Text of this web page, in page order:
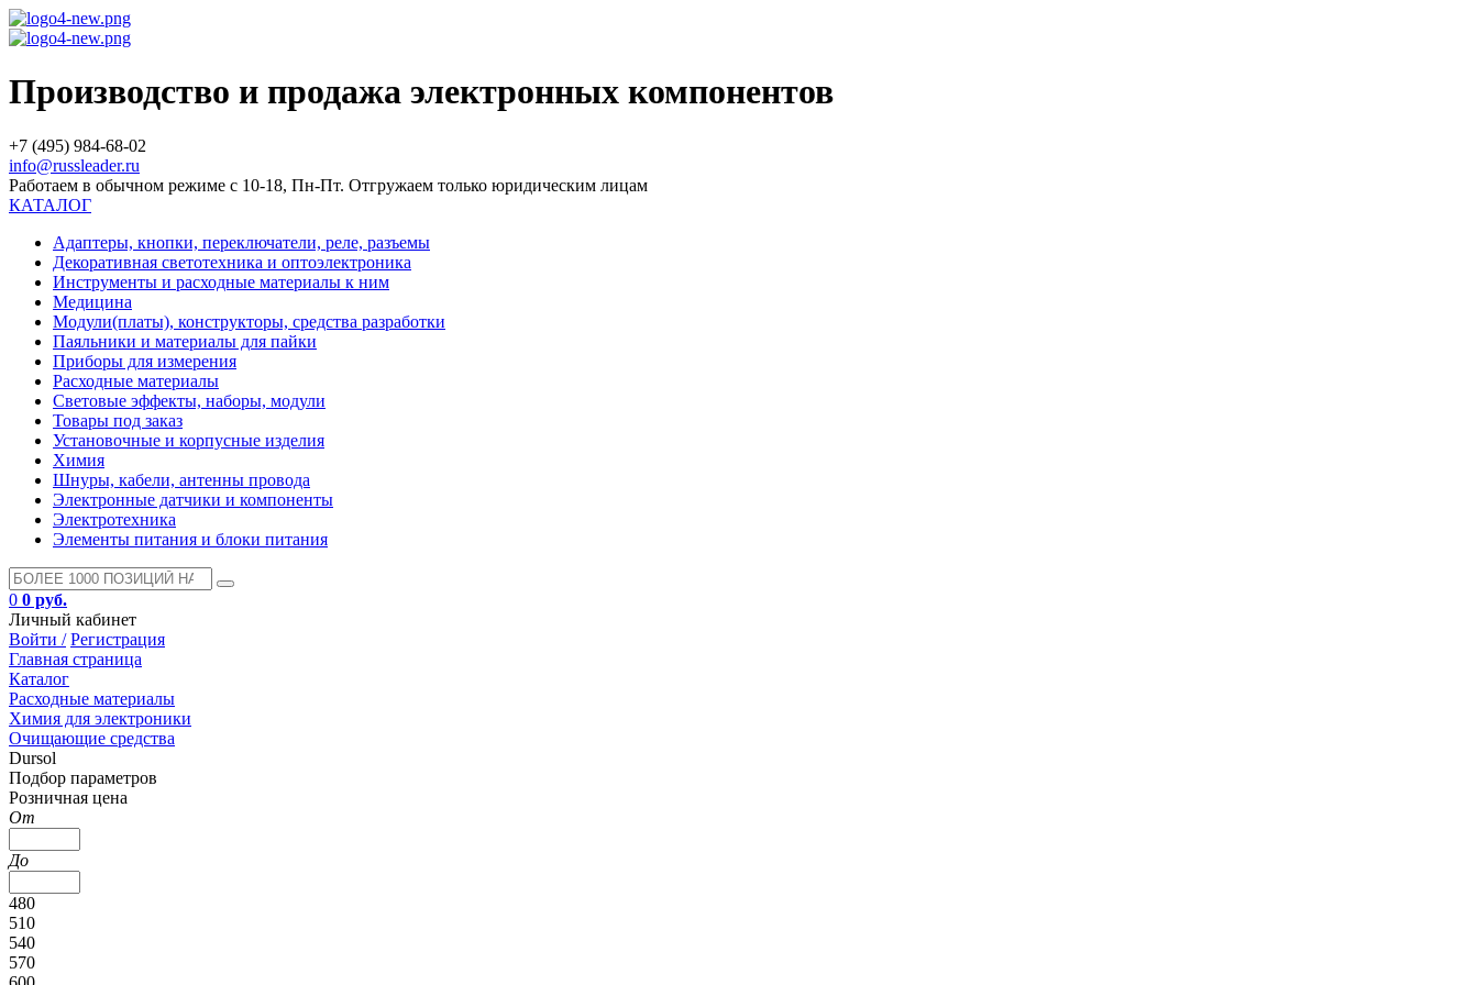
Производство и продажа электронных компонентов
+7 (495) 984-68-02
info@russleader.ru
Работаем в обычном режиме с 10-18, Пн-Пт. Отгружаем только юридическим лицам
КАТАЛОГ
Адаптеры, кнопки, переключатели, реле, разъемы
Декоративная светотехника и оптоэлектроника
Инструменты и расходные материалы к ним
Медицина
Модули(платы), конструкторы, средства разработки
Паяльники и материалы для пайки
Приборы для измерения
Расходные материалы
Световые эффекты, наборы, модули
Товары под заказ
Установочные и корпусные изделия
Химия
Шнуры, кабели, антенны провода
Электронные датчики и компоненты
Электротехника
Элементы питания и блоки питания
0 0 руб.
Личный кабинет
Войти / Регистрация
Главная страница
Каталог
Расходные материалы
Химия для электроники
Очищающие средства
Dursol
Подбор параметров
Розничная цена
От
До
480
510
540
570